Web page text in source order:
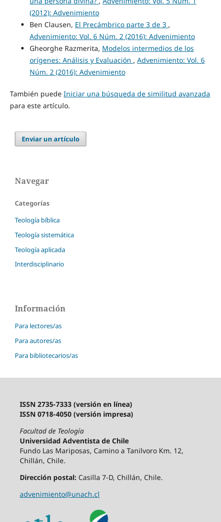
(2012): Advenimiento
Ben Clausen, El Precámbrico parte 3 de 3 ,
Advenimiento: Vol. 6 Núm. 2 (2016): Advenimiento
Gheorghe Razmerita, Modelos intermedios de los
orígenes: Análisis y Evaluación , Advenimiento: Vol. 6
Núm. 2 (2016): Advenimiento
También puede Iniciar una búsqueda de similitud avanzada
para este artículo.
Enviar un artículo
Navegar
Categorías
Teología bíblica
Teología sistemática
Teología aplicada
Interdisciplinario
Información
Para lectores/as
Para autores/as
Para bibliotecarios/as
ISSN 2735-7333 (versión en línea)
ISSN 0718-4050 (versión impresa)
Facultad de Teología
Universidad Adventista de Chile
Fundo Las Mariposas, Camino a Tanilvoro Km. 12,
Chillán, Chile.
Dirección postal:Casilla 7-D, Chillán, Chile.
advenimiento@unach.cl